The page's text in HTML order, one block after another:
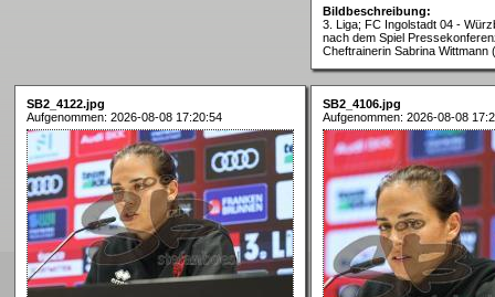
Bildbeschreibung:
3. Liga; FC Ingolstadt 04 -
nach dem Spiel
Cheftrainerin Sabrina Wittmann
SB2_4122.jpg
Aufgenommen: 2026-08-08 17:20:54
SB2_4106.jpg
Aufgenommen: 2026-08-08